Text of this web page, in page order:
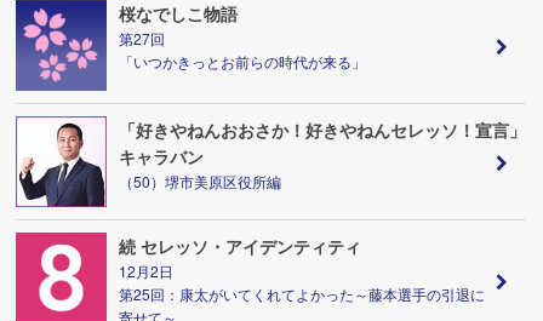
桜なでしこ物語
第27回
「いつかきっとお前らの時代が来る」
「好きやねんおおさか！好きやねんセレッソ！宣言」
キャラバン
（50）堺市美原区役所編
続 セレッソ・アイデンティティ
12月2日
第25回：康太がいてくれてよかった～藤本選手の引退に
寄せて～